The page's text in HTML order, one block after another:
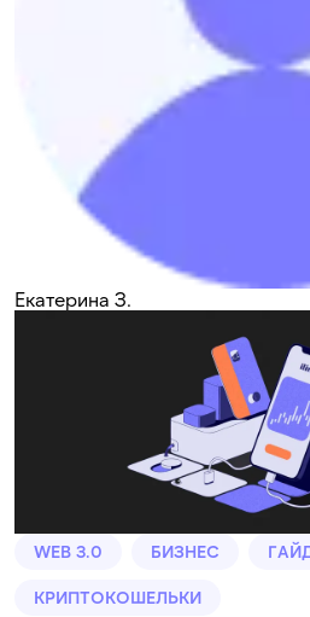
Екатерина З.
WEB 3.0 БИЗНЕС
КРИПТОКОШЕЛЬКИ